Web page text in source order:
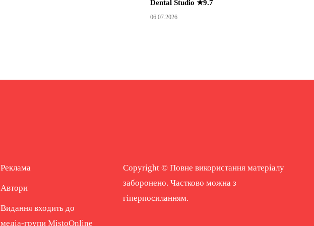
Dental Studio ★9.7
06.07.2026
Реклама
Автори
Видання входить до
медіа-групи MistoOnline
Copyright © Повне використання матеріалу
заборонено. Частково можна з
гіперпосиланням.